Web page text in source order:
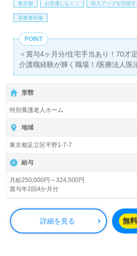
東京都 お見逃しなく！ 収入アップを目指す
実務者研修
POINT
＜賞与4ヶ月分/住宅手当あり！70才
介護職経験が輝く職場！/医療法人医
ープ！＞
◎介護職/正社員募集◎【月給
2回】＊国家資格介護福祉士有資格者
駅』徒歩5分。お車通勤可能です。
入所定員100名（ユニット型/全室個
ームピオーネ西新井』医療法人医清
プ/社会福祉法人桃山福祉会（本部：
営です。岡山県、東京都を中心に訪
れています。
◎幅広い年代層の職員様が活躍中！
ようなあたたかい生活環境』をプロ
様！◎
看護助手や介護職経験のある方をお
形態
特別養護老人ホーム
地域
東京都足立区平野1-7-7
給与
月給250,000円～324,500円
賞与年2回4か月分
詳細を見る 無料